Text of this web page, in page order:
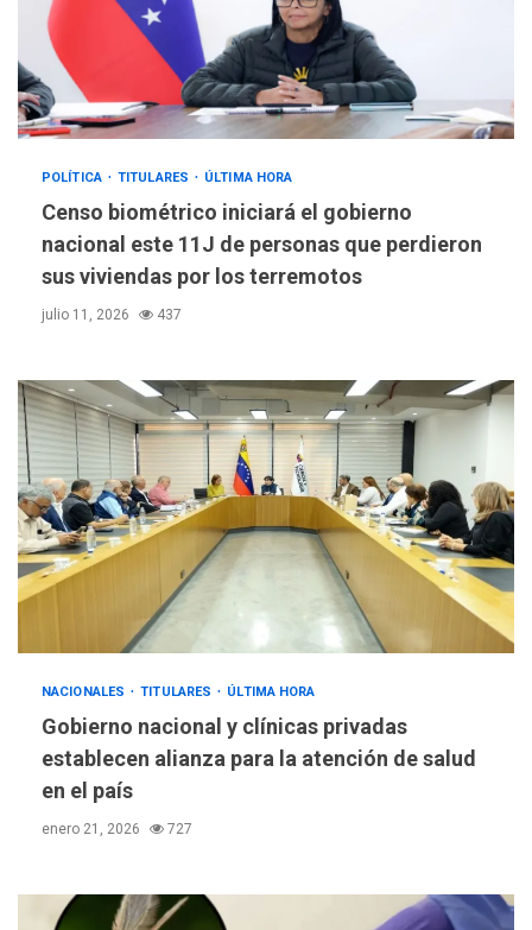
POLÍTICA TITULARES ÚLTIMA HORA
Censo biométrico iniciará el gobierno
nacional este 11J de personas que perdieron
sus viviendas por los terremotos
julio 11, 2026 437
NACIONALES TITULARES ÚLTIMA HORA
Gobierno nacional y clínicas privadas
establecen alianza para la atención de salud
en el país
enero 21, 2026 727